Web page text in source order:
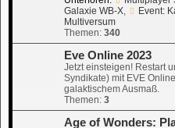
Galaxie WB-X, Event:
Multiversum
Themen: 340
Eve Online 2023
Jetzt einsteigen! Restart
Syndikate) mit EVE
galaktischem Ausmaß.
Themen: 3
Age of Wonders: